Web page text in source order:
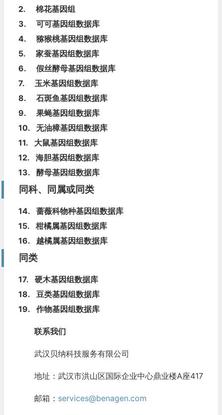
2. 棉花基因组
3. 可可基因组数据库
4. 猕猴桃基因组数据库
5. 家蚕基因组数据库
6. 假丝酵母基因组数据库
7. 玉米基因组数据库
8. 石斑鱼基因组数据库
9. 果蝇基因组数据库
10. 无油樟基因组数据库
11. 大鼠基因组数据库
12. 海胆基因组数据库
13. 酵母基因组数据库
同科、同属或同类
14. 蔷薇科物种基因组数据库
15. 柑橘属基因组数据库
16. 越橘属基因组数据库
同类
17. 硬木基因组数据库
18. 豆类基因组数据库
19. 作物基因组数据库
联系我们
武汉贝纳科技服务有限公司
地址：武汉市洪山区国际企业中心鼎业楼A座417
邮箱： services@benagen.com